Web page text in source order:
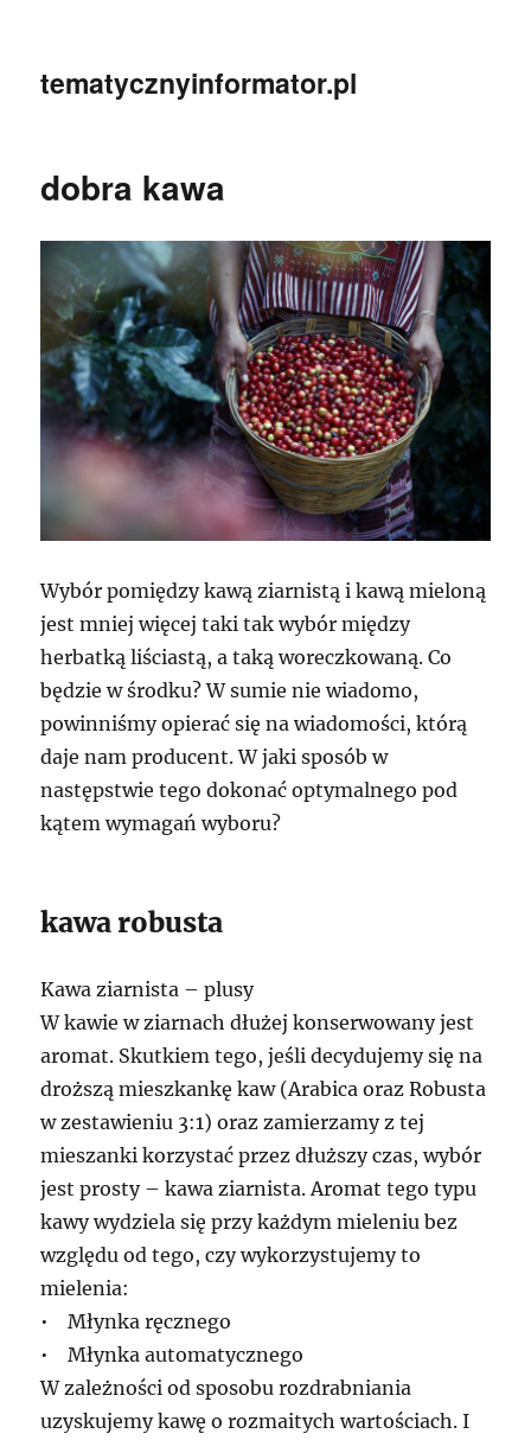
tematycznyinformator.pl
dobra kawa
Wybór pomiędzy kawą ziarnistą i kawą mieloną
jest mniej więcej taki tak wybór między
herbatką liściastą, a taką woreczkowaną. Co
będzie w środku? W sumie nie wiadomo,
powinniśmy opierać się na wiadomości, którą
daje nam producent. W jaki sposób w
następstwie tego dokonać optymalnego pod
kątem wymagań wyboru?
kawa robusta
Kawa ziarnista – plusy
W kawie w ziarnach dłużej konserwowany jest
aromat. Skutkiem tego, jeśli decydujemy się na
droższą mieszkankę kaw (Arabica oraz Robusta
w zestawieniu 3:1) oraz zamierzamy z tej
mieszanki korzystać przez dłuższy czas, wybór
jest prosty – kawa ziarnista. Aromat tego typu
kawy wydziela się przy każdym mieleniu bez
względu od tego, czy wykorzystujemy to
mielenia:
• Młynka ręcznego
• Młynka automatycznego
W zależności od sposobu rozdrabniania
uzyskujemy kawę o rozmaitych wartościach. I